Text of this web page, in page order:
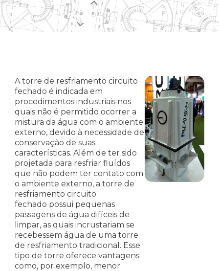
A torre de resfriamento circuito
fechado é indicada em
procedimentos industriais nos
quais não é permitido ocorrer a
mistura da água com o ambiente
externo, devido à necessidade de
conservação de suas
características. Além de ter sido
projetada para resfriar fluídos
que não podem ter contato com
o ambiente externo, a torre de
resfriamento circuito
fechado possui pequenas
passagens de água difíceis de
limpar, as quais incrustariam se
recebessem água de uma torre
de resfriamento tradicional. Esse
tipo de torre oferece vantagens
como, por exemplo, menor